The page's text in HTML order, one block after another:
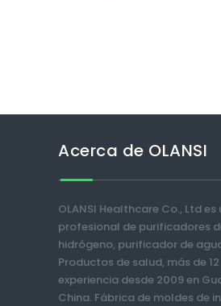
Acerca de OLANSI
OLANSI Healthcare Co., Ltd
profesional de purificadores
hidrógeno, purificador de
Productos de salud, más de
experiencia desde 2009 en
China. Fábrica de moldes de